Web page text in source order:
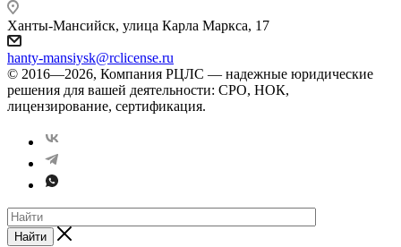
Ханты-Мансийск, улица ​Карла Маркса, 17
hanty-mansiysk@rclicense.ru
© 2016—2026, Компания РЦЛС — надежные юридические
решения для вашей деятельности: СРО, НОК,
лицензирование, сертификация.
Найти